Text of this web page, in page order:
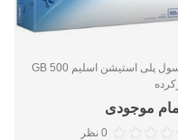
کنسول پلی استیشن اسلیم 500 GB
موجودی
0 نظر